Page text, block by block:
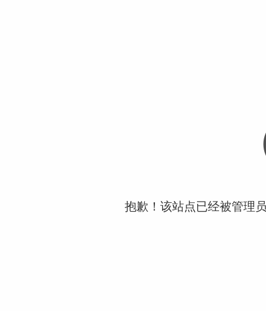
抱歉！该站点已经被管理